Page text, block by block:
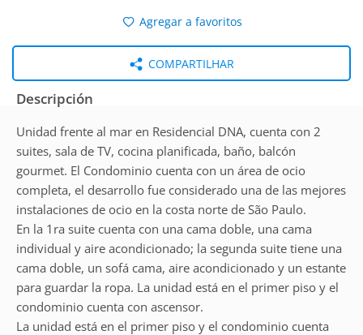
Agregar a favoritos
COMPARTILHAR
Descripción
Unidad frente al mar en Residencial DNA, cuenta con 2
suites, sala de TV, cocina planificada, baño, balcón
gourmet. El Condominio cuenta con un área de ocio
completa, el desarrollo fue considerado una de las mejores
instalaciones de ocio en la costa norte de São Paulo.
​En la 1ra suite cuenta con una cama doble, una cama
individual y aire acondicionado; la segunda suite tiene una
cama doble, un sofá cama, aire acondicionado y un estante
para guardar la ropa. La unidad está en el primer piso y el
condominio cuenta con ascensor.
La unidad está en el primer piso y el condominio cuenta